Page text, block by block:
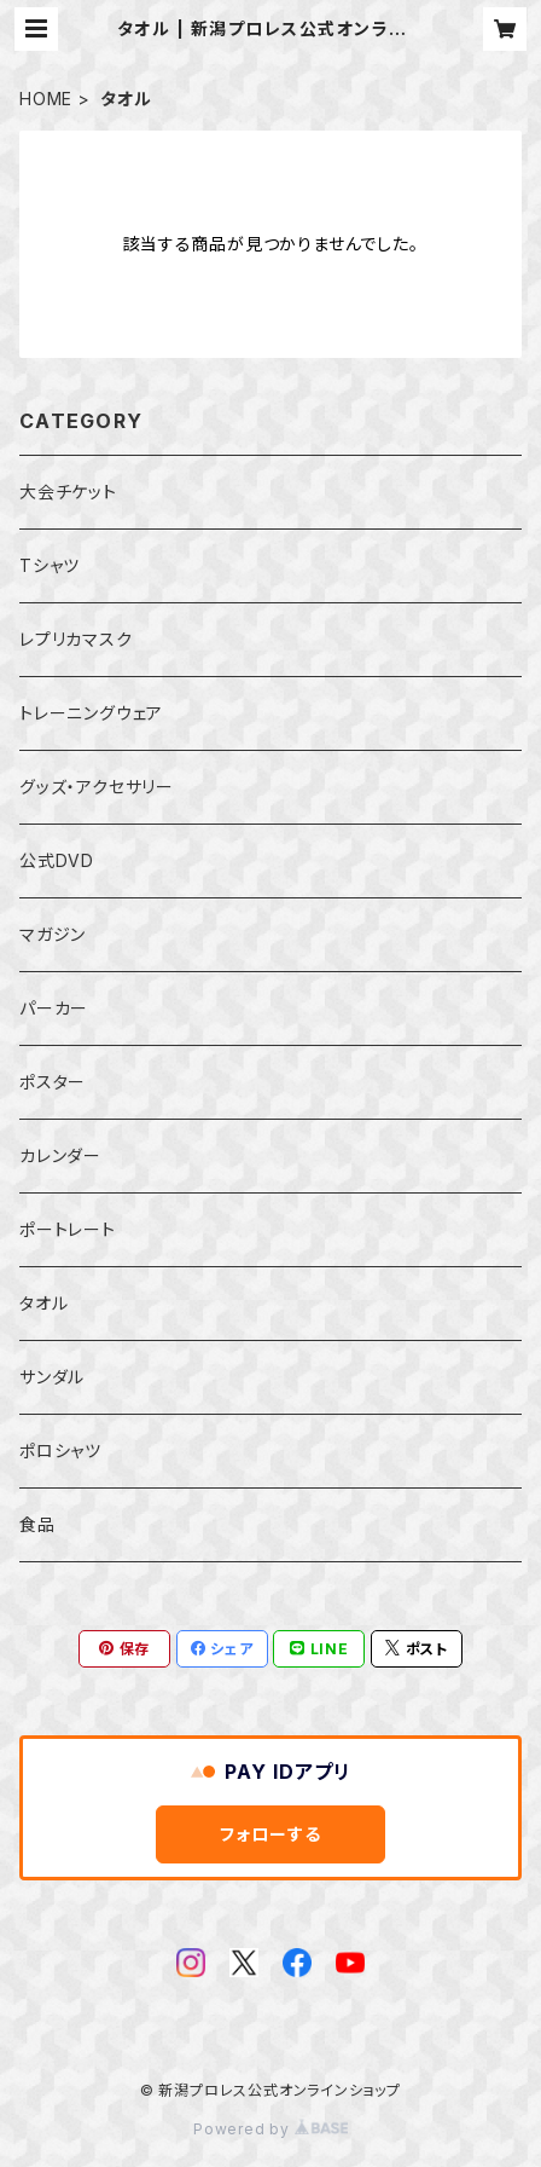
タオル | 新潟プロレス公式オンライン
HOME タオル
該当する商品が見つかりませんでした。
CATEGORY
大会チケット
Tシャツ
レプリカマスク
トレーニングウェア
グッズ・アクセサリー
公式DVD
マガジン
パーカー
ポスター
カレンダー
ポートレート
タオル
サンダル
ポロシャツ
食品
保存 シェア LINE ポスト
PAY IDアプリ
フォローする
© 新潟プロレス公式オンラインショップ
Powered by